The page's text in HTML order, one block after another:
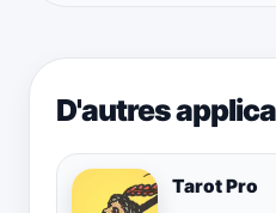
D'autres
Tarot Pro